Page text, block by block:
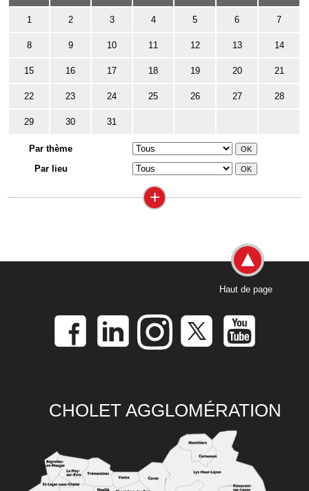
1 2 3 4 5 6 7
8 9 10 11 12 13 14
15 16 17 18 19 20 21
22 23 24 25 26 27 28
29 30 31
Par thème
Par lieu
+
Haut de page
CHOLET AGGLOMÉRATION